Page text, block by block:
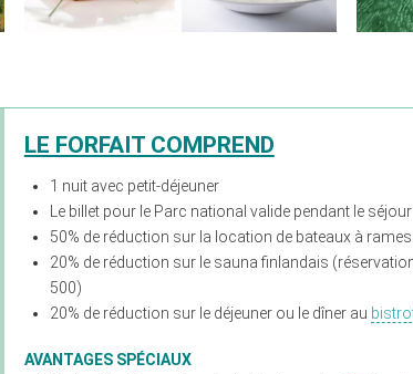
LE FORFAIT COMPREND
1 nuit avec petit-déjeuner
Le billet pour le Parc national valide pendant le
50% de réduction sur la location de bateaux à
20% de réduction sur le sauna finlandais
500)
20% de réduction sur le déjeuner ou le dîner au
AVANTAGES SPÉCIAUX